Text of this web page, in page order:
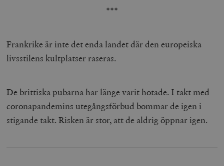
***
Frankrike är inte det enda landet där den europeiska
livsstilens kultplatser raseras.
De brittiska pubarna har länge varit hotade. I takt med
coronapandemins utegångsförbud bommar de igen i
stigande takt. Risken är stor, att de aldrig öppnar igen.